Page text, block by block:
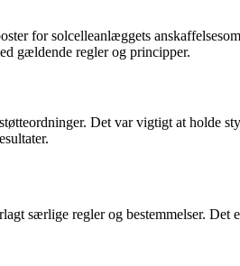
for solcelleanlæggets
gældende regler og principper.
Det var vigtigt at holde
særlige regler og bestemmelser. Det